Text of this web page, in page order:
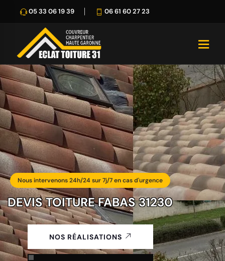
05 33 06 19 39 06 61 60 27 23
Nous intervenons 24h/24 sur 7j/7 en cas d'urgence
DEVIS TOITURE FABAS 31230
NOS RÉALISATIONS